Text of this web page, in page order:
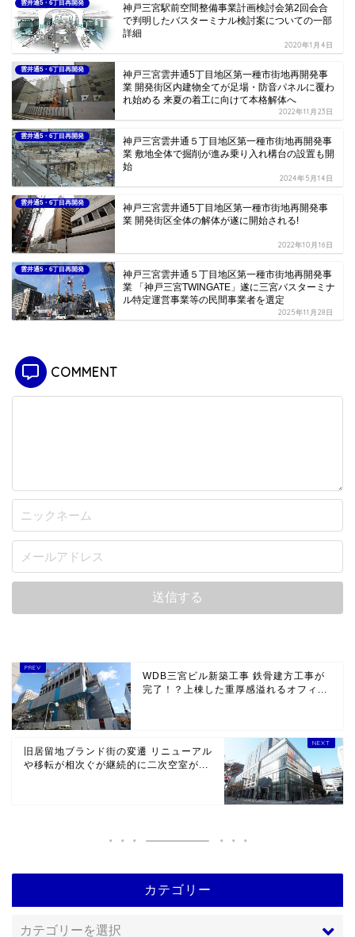
雲井通5・6丁目再開発
神戸三宮駅前空間整備事業計画検討会第2回会合
で判明したバスターミナル検討案についての一部
詳細
2020年1月4日
雲井通5・6丁目再開発
神戸三宮雲井通5丁目地区第一種市街地再開発事
業 開発街区内建物全てが足場・防音パネルに覆わ
れ始める 来夏の着工に向けて本格解体へ
2022年11月23日
雲井通5・6丁目再開発
神戸三宮雲井通５丁目地区第一種市街地再開発事
業 敷地全体で掘削が進み乗り入れ構台の設置も開
始
2024年5月14日
雲井通5・6丁目再開発
神戸三宮雲井通5丁目地区第一種市街地再開発事
業 開発街区全体の解体が遂に開始される!
2022年10月16日
雲井通5・6丁目再開発
神戸三宮雲井通５丁目地区第一種市街地再開発事
業 「神戸三宮TWINGATE」遂に三宮バスターミナ
ル特定運営事業等の民間事業者を選定
2025年11月28日
COMMENT
WDB三宮ビル新築工事 鉄骨建方工事が
完了！？上棟した重厚感溢れるオフィ...
旧居留地ブランド街の変遷 リニューアル
や移転が相次ぐが継続的に二次空室が...
カテゴリー